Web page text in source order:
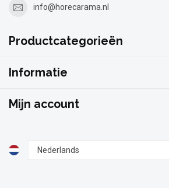
info@horecarama.nl
Productcategorieën
Informatie
Mijn account